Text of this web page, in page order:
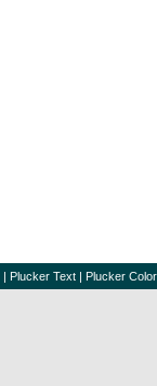
| Plucker Text | Plucker Color